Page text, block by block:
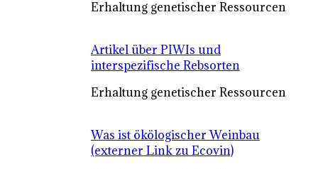
Erhaltung genetischer Ressourcen
Artikel über PIWIs und
interspezifische Rebsorten
Erhaltung genetischer Ressourcen
Was ist ökölogischer Weinbau
(externer Link zu Ecovin)